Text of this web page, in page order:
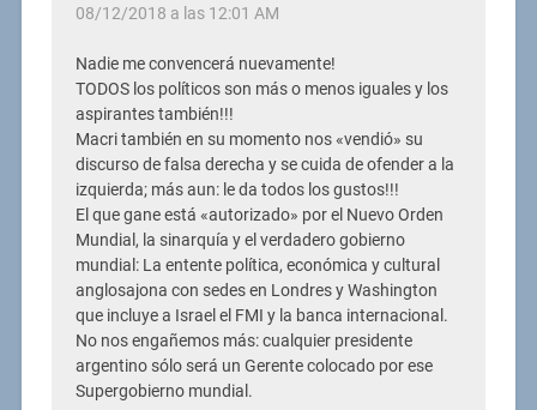
08/12/2018 a las 12:01 AM
Nadie me convencerá nuevamente!
TODOS los políticos son más o menos iguales y los
aspirantes también!!!
Macri también en su momento nos «vendió» su
discurso de falsa derecha y se cuida de ofender a la
izquierda; más aun: le da todos los gustos!!!
El que gane está «autorizado» por el Nuevo Orden
Mundial, la sinarquía y el verdadero gobierno
mundial: La entente política, económica y cultural
anglosajona con sedes en Londres y Washington
que incluye a Israel el FMI y la banca internacional.
No nos engañemos más: cualquier presidente
argentino sólo será un Gerente colocado por ese
Supergobierno mundial.